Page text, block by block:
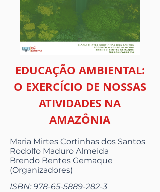
EDUCAÇÃO AMBIENTAL:
O EXERCÍCIO DE NOSSAS
ATIVIDADES NA
AMAZÔNIA
Maria Mirtes Cortinhas dos Santos
Rodolfo Maduro Almeida
Brendo Bentes Gemaque
(Organizadores)
ISBN:978-65-5889-282-3